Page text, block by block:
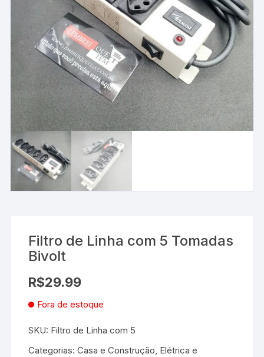
Filtro de Linha com 5 Tomadas
Bivolt
R$29.99
Fora de estoque
SKU: Filtro de Linha com 5
Categorias:Casa e Construção, Elétrica e